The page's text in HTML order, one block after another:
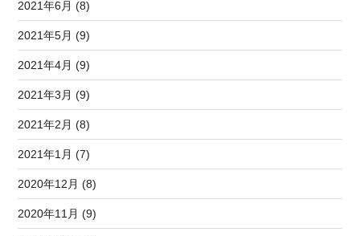
2021年6月 (8)
2021年5月 (9)
2021年4月 (9)
2021年3月 (9)
2021年2月 (8)
2021年1月 (7)
2020年12月 (8)
2020年11月 (9)